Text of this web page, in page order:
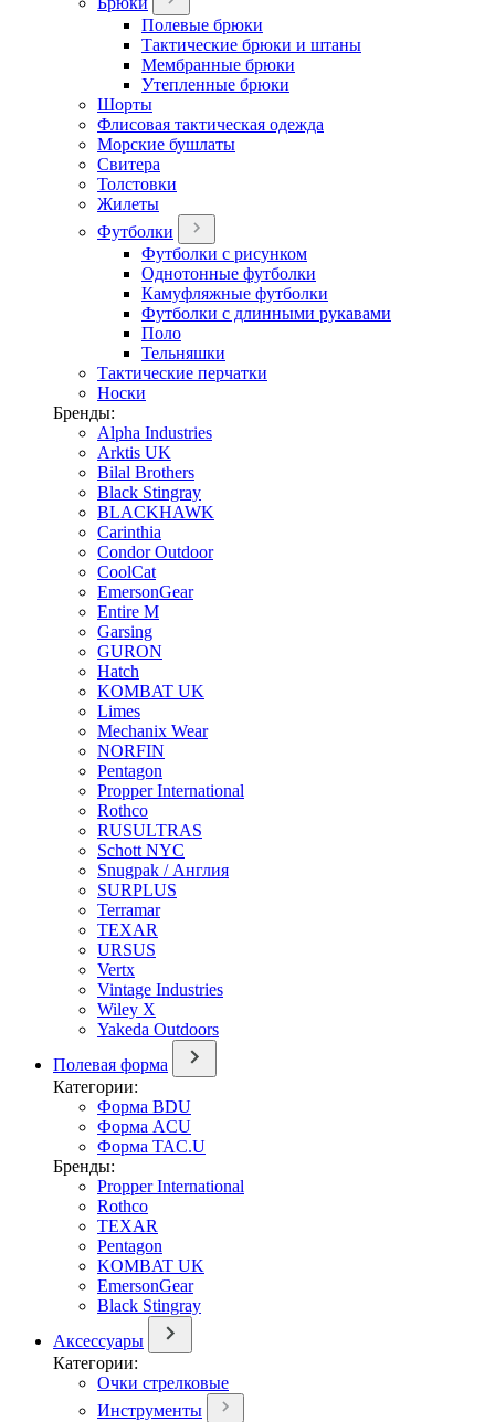
Полевые брюки
Тактические брюки и штаны
Мембранные брюки
Утепленные брюки
Шорты
Флисовая тактическая одежда
Морские бушлаты
Свитера
Толстовки
Жилеты
Футболки
Футболки с рисунком
Однотонные футболки
Камуфляжные футболки
Футболки с длинными рукавами
Поло
Тельняшки
Тактические перчатки
Носки
Бренды:
Alpha Industries
Arktis UK
Bilal Brothers
Black Stingray
BLACKHAWK
Carinthia
Condor Outdoor
CoolCat
EmersonGear
Entire M
Garsing
GURON
Hatch
KOMBAT UK
Limes
Mechanix Wear
NORFIN
Pentagon
Propper International
Rothco
RUSULTRAS
Schott NYC
Snugpak / Англия
SURPLUS
Terramar
TEXAR
URSUS
Vertx
Vintage Industries
Wiley X
Yakeda Outdoors
Полевая форма
Категории:
Форма BDU
Форма ACU
Форма TAC.U
Бренды:
Propper International
Rothco
TEXAR
Pentagon
KOMBAT UK
EmersonGear
Black Stingray
Аксессуары
Категории:
Очки стрелковые
Инструменты